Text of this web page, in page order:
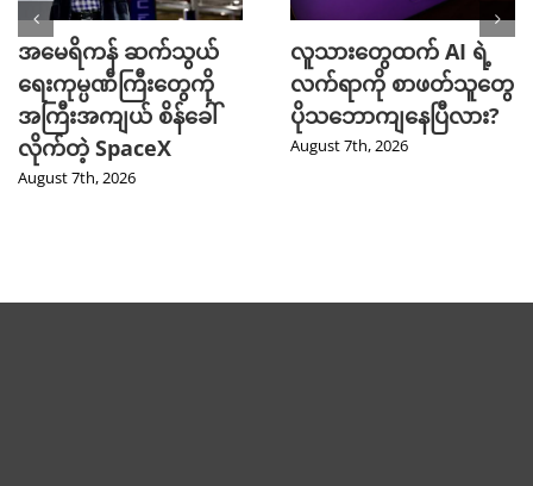
အမေရိကန် ဆက်သွယ်
ရေးကုမ္ပဏီကြီးတွေကို
အကြီးအကျယ် စိန်ခေါ်
လိုက်တဲ့ SpaceX
August 7th, 2026
လူသားတွေထက် AI ရဲ့
လက်ရာကို စာဖတ်သူတွေ
ပိုသဘောကျနေပြီလား?
August 7th, 2026